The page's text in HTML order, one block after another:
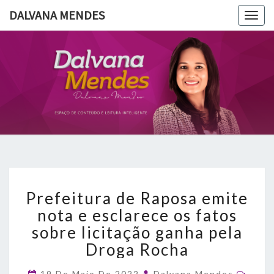
DALVANA MENDES
DALVANA
MENDES
Espaço De
Conteúdo
E Leitura
Inteligente
de
Raposa
emite
nota
Prefeitura de Raposa emite
nota e esclarece os fatos
sobre licitação ganha pela
Droga Rocha